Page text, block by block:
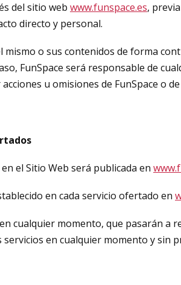
del sitio web www.funspace.es,
directo y personal.
o sus contenidos de forma
FunSpace será responsable de
u omisiones de FunSpace o
el Sitio Web será publicada en
en cada servicio ofertado en
cualquier momento, que pasarán a
en cualquier momento y sin